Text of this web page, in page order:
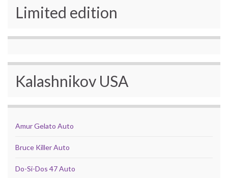
Limited edition
Kalashnikov USA
Amur Gelato Auto
Bruce Killer Auto
Do-Si-Dos 47 Auto